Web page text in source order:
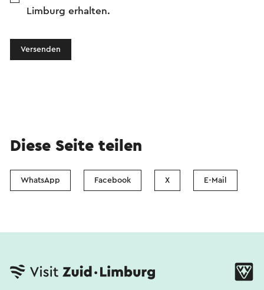
Limburg erhalten.
Versenden
Diese Seite teilen
WhatsApp Facebook X E-Mail